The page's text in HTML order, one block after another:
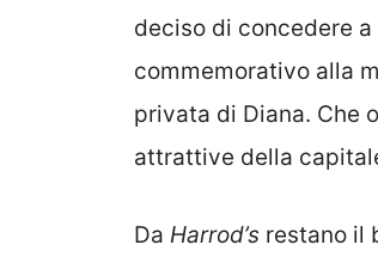
deciso di concedere
commemorativo alla
privata di Diana. Che
attrattive della
Da Harrod’s restano il